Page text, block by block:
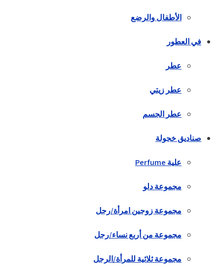
الأطفال والرضع
في العطور
عطر
عطر زيتي
عطر الجسم
صناديق خجولة
علية Perfume
مجموعة دلو
مجموعة زوجين امرأة/رجل
مجموعة من أربع نساء/رجل
مجموعة ثلاثية للمرأة/الرجل